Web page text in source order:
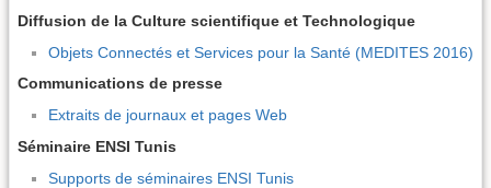
Diffusion de la Culture scientifique et Technologique
Objets Connectés et Services pour la Santé (MEDITES 2016)
Communications de presse
Extraits de journaux et pages Web
Séminaire ENSI Tunis
Supports de séminaires ENSI Tunis